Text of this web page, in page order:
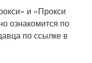
и «Прокси
ознакомится по
по ссылке в